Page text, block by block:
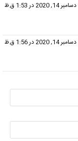
دسامبر 14, 2020 در 1:53 ق.ظ
دسامبر 14, 2020 در 1:56 ق.ظ